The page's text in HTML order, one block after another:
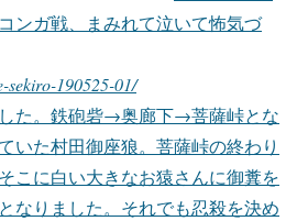
ンガ戦、まみれて泣いて怖気づ
sekiro-190525-01/
た。鉄砲砦→奥廊下→菩薩峠とな
いた村田御座狼。菩薩峠の終わり
こに白い大きなお猿さんに御糞を
なりました。それでも忍殺を決め